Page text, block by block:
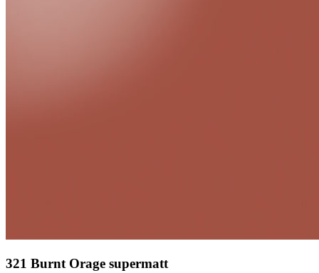
321 Burnt Orage supermatt